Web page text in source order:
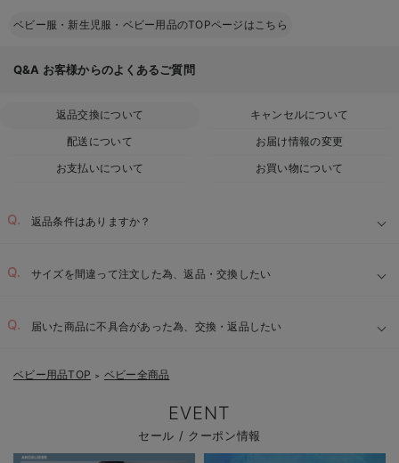
ベビー服・新生児服・ベビー用品のTOPページはこちら
Q&A お客様からのよくあるご質問
返品交換について
キャンセルについて
配送について
お届け情報の変更
お支払いについて
お買い物について
返品条件はありますか？
サイズを間違って注文した為、返品・交換したい
届いた商品に不具合があった為、交換・返品したい
ベビー用品TOP ＞ ベビー全商品
EVENT
セール / クーポン情報